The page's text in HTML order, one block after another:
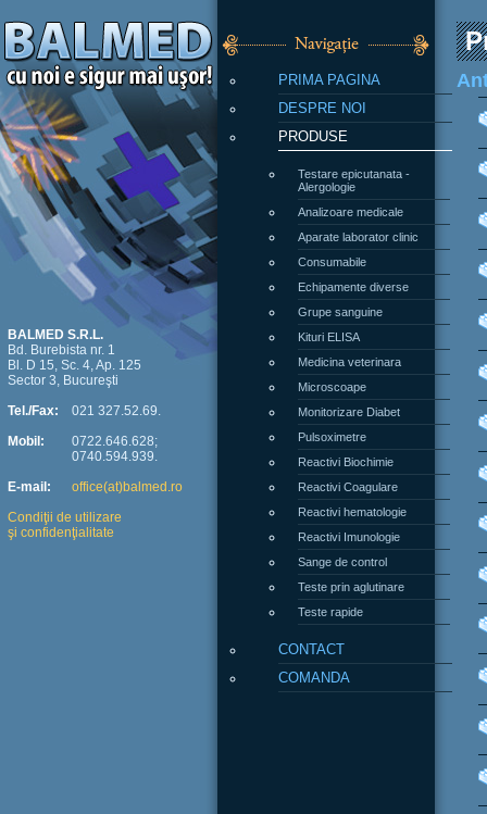
PRIMA PAGINA
DESPRE NOI
PRODUSE
Testare epicutanata -
Alergologie
Analizoare medicale
Aparate laborator clinic
Consumabile
Echipamente diverse
Grupe sanguine
Kituri ELISA
Medicina veterinara
Microscoape
Monitorizare Diabet
Pulsoximetre
Reactivi Biochimie
Reactivi Coagulare
Reactivi hematologie
Reactivi Imunologie
Sange de control
Teste prin aglutinare
Teste rapide
CONTACT
COMANDA
BALMED S.R.L.
Bd. Burebista nr. 1
Bl. D 15, Sc. 4, Ap. 125
Sector 3, Bucureşti
Tel./Fax:
Mobil:
E-mail:
021 327.52.69.
0722.646.628;
0740.594.939.
office(at)balmed.ro
Condiţii de utilizare
şi confidenţialitate